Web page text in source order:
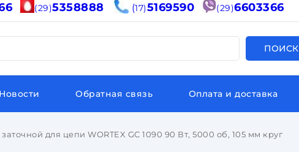
(29)5358888 (17)5169590 (29)6603366
ПОИСК
Новости Обратная связь Оплата и доставка
для цепи WORTEX GC 1090 90 Вт, 5000 об, 105 мм круг